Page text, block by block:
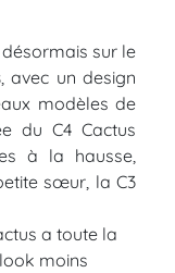
sur le
, avec un design
modèles de
du C4 Cactus
à la hausse,
sœur, la C3
a toute la
moins